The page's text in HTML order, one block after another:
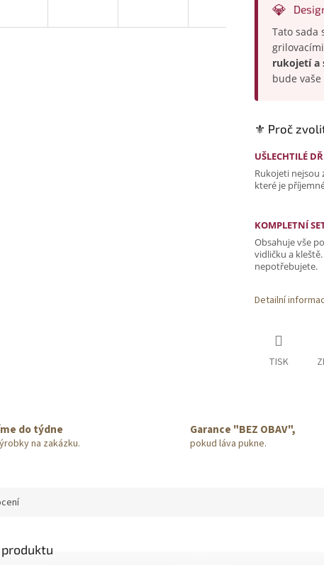
💎
Tato sada
rukojetí a
bude
⚜️ Proč
UŠLECHTILÉ
Rukojeti nejsou
které je
KOMPLETNÍ
Obsahuje vše
vidličku a
nepotřebujete.
Detailní
TISK
do týdne
na zakázku.
Garance "BEZ OBAV",
pokud láva pukne.